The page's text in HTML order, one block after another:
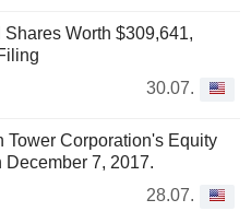
Worth $309,641,
30.07.
Tower Corporation's Equity
7, 2017.
28.07.